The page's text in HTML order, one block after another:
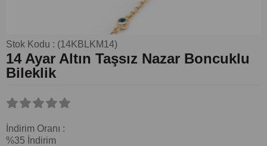
Stok Kodu (14KBLKM14)
14 Ayar Altın Taşsız Nazar Boncuklu
Bileklik
İndirim Oranı :
%35 İndirim